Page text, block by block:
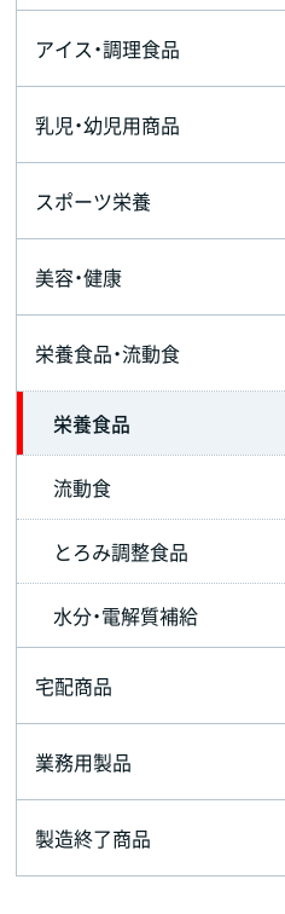
アイス・調理食品
乳児・幼児用商品
スポーツ栄養
美容・健康
栄養食品・流動食
栄養食品
流動食
とろみ調整食品
水分・電解質補給
宅配商品
業務用製品
製造終了商品